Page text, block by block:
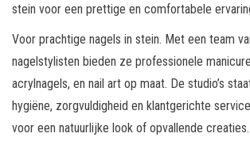
stein voor een prettige en comfortabele
Voor prachtige nagels in stein. Met een team
nagelstylisten bieden ze professionele
acrylnagels, en nail art op maat. De studio’s
hygiëne, zorgvuldigheid en klantgerichte
voor een natuurlijke look of opvallende